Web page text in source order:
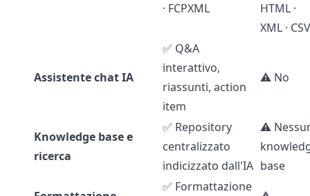
· FCPXML
HTML ·
XML · CSV
Assistente chat IA
✅ Q&A
interattivo,
riassunti, action
item
⚠️ No
Knowledge base e
ricerca
✅ Repository
centralizzato
indicizzato dall'IA
⚠️
base
✅ Formattazione